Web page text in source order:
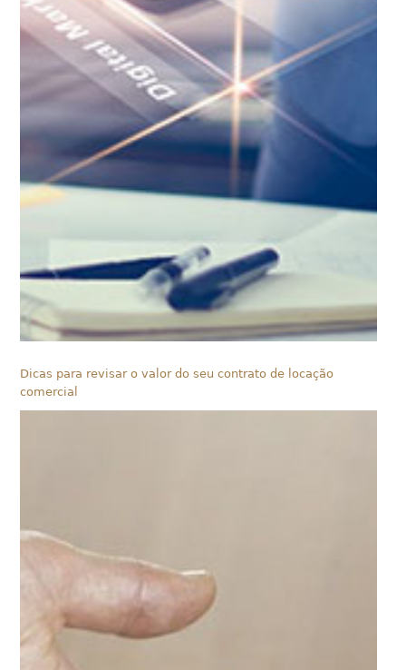
Dicas para revisar o valor do seu contrato de locação
comercial